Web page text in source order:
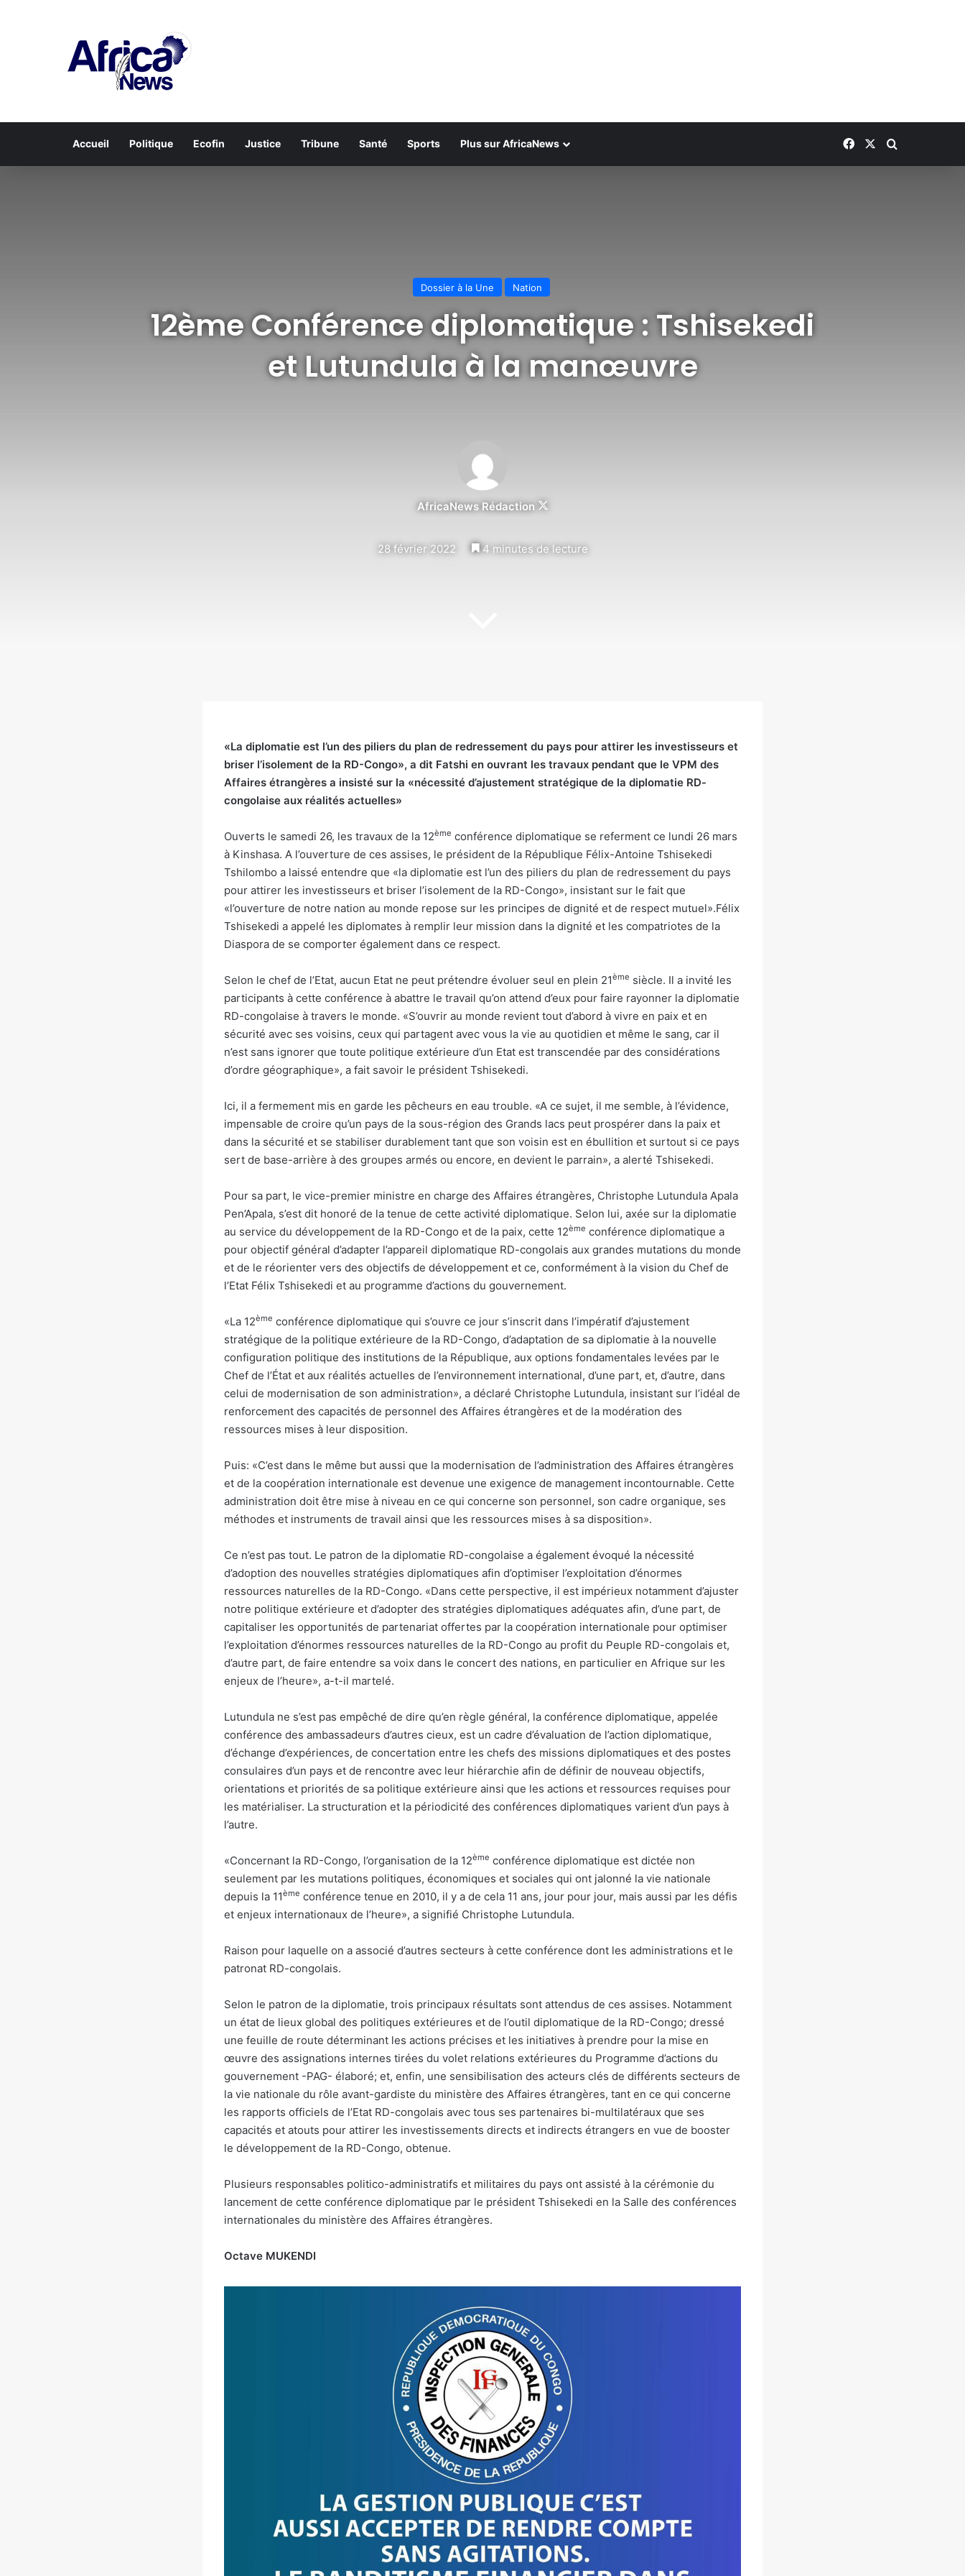
Accueil Politique Ecofin Justice Tribune Santé Sports Plus sur AfricaNews Facebook
Dossier à la Une Nation
12ème Conférence diplomatique : Tshisekedi
et Lutundula à la manœuvre
AfricaNews Rédaction
28 février 2022 4 minutes de lecture
«La diplomatie est l’un des piliers du plan de redressement du pays pour attirer les investisseurs et
briser l’isolement de la RD-Congo», a dit Fatshi en ouvrant les travaux pendant que le VPM des
Affaires étrangères a insisté sur la «nécessité d’ajustement stratégique de la diplomatie RD-
congolaise aux réalités actuelles»
Ouverts le samedi 26, les travaux de la 12ème conférence diplomatique se referment ce lundi 26 mars
à Kinshasa. A l’ouverture de ces assises, le président de la République Félix-Antoine Tshisekedi
Tshilombo a laissé entendre que «la diplomatie est l’un des piliers du plan de redressement du pays
pour attirer les investisseurs et briser l’isolement de la RD-Congo», insistant sur le fait que
«l’ouverture de notre nation au monde repose sur les principes de dignité et de respect mutuel».Félix
Tshisekedi a appelé les diplomates à remplir leur mission dans la dignité et les compatriotes de la
Diaspora de se comporter également dans ce respect.
Selon le chef de l’Etat, aucun Etat ne peut prétendre évoluer seul en plein 21ème siècle. Il a invité les
participants à cette conférence à abattre le travail qu’on attend d’eux pour faire rayonner la diplomatie
RD-congolaise à travers le monde. «S’ouvrir au monde revient tout d’abord à vivre en paix et en
sécurité avec ses voisins, ceux qui partagent avec vous la vie au quotidien et même le sang, car il
n’est sans ignorer que toute politique extérieure d’un Etat est transcendée par des considérations
d’ordre géographique», a fait savoir le président Tshisekedi.
Ici, il a fermement mis en garde les pêcheurs en eau trouble. «A ce sujet, il me semble, à l’évidence,
impensable de croire qu’un pays de la sous-région des Grands lacs peut prospérer dans la paix et
dans la sécurité et se stabiliser durablement tant que son voisin est en ébullition et surtout si ce pays
sert de base-arrière à des groupes armés ou encore, en devient le parrain», a alerté Tshisekedi.
Pour sa part, le vice-premier ministre en charge des Affaires étrangères, Christophe Lutundula Apala
Pen’Apala, s’est dit honoré de la tenue de cette activité diplomatique. Selon lui, axée sur la diplomatie
au service du développement de la RD-Congo et de la paix, cette 12ème conférence diplomatique a
pour objectif général d’adapter l’appareil diplomatique RD-congolais aux grandes mutations du monde
et de le réorienter vers des objectifs de développement et ce, conformément à la vision du Chef de
l’Etat Félix Tshisekedi et au programme d’actions du gouvernement.
«La 12ème conférence diplomatique qui s’ouvre ce jour s’inscrit dans l’impératif d’ajustement
stratégique de la politique extérieure de la RD-Congo, d’adaptation de sa diplomatie à la nouvelle
configuration politique des institutions de la République, aux options fondamentales levées par le
Chef de l’État et aux réalités actuelles de l’environnement international, d’une part, et, d’autre, dans
celui de modernisation de son administration», a déclaré Christophe Lutundula, insistant sur l’idéal de
renforcement des capacités de personnel des Affaires étrangères et de la modération des
ressources mises à leur disposition.
Puis: «C’est dans le même but aussi que la modernisation de l’administration des Affaires étrangères
et de la coopération internationale est devenue une exigence de management incontournable. Cette
administration doit être mise à niveau en ce qui concerne son personnel, son cadre organique, ses
méthodes et instruments de travail ainsi que les ressources mises à sa disposition».
Ce n’est pas tout. Le patron de la diplomatie RD-congolaise a également évoqué la nécessité
d’adoption des nouvelles stratégies diplomatiques afin d’optimiser l’exploitation d’énormes
ressources naturelles de la RD-Congo. «Dans cette perspective, il est impérieux notamment d’ajuster
notre politique extérieure et d’adopter des stratégies diplomatiques adéquates afin, d’une part, de
capitaliser les opportunités de partenariat offertes par la coopération internationale pour optimiser
l’exploitation d’énormes ressources naturelles de la RD-Congo au profit du Peuple RD-congolais et,
d’autre part, de faire entendre sa voix dans le concert des nations, en particulier en Afrique sur les
enjeux de l’heure», a-t-il martelé.
Lutundula ne s’est pas empêché de dire qu’en règle général, la conférence diplomatique, appelée
conférence des ambassadeurs d’autres cieux, est un cadre d’évaluation de l’action diplomatique,
d’échange d’expériences, de concertation entre les chefs des missions diplomatiques et des postes
consulaires d’un pays et de rencontre avec leur hiérarchie afin de définir de nouveau objectifs,
orientations et priorités de sa politique extérieure ainsi que les actions et ressources requises pour
les matérialiser. La structuration et la périodicité des conférences diplomatiques varient d’un pays à
l’autre.
«Concernant la RD-Congo, l’organisation de la 12ème conférence diplomatique est dictée non
seulement par les mutations politiques, économiques et sociales qui ont jalonné la vie nationale
depuis la 11ème conférence tenue en 2010, il y a de cela 11 ans, jour pour jour, mais aussi par les défis
et enjeux internationaux de l’heure», a signifié Christophe Lutundula.
Raison pour laquelle on a associé d’autres secteurs à cette conférence dont les administrations et le
patronat RD-congolais.
Selon le patron de la diplomatie, trois principaux résultats sont attendus de ces assises. Notamment
un état de lieux global des politiques extérieures et de l’outil diplomatique de la RD-Congo; dressé
une feuille de route déterminant les actions précises et les initiatives à prendre pour la mise en
œuvre des assignations internes tirées du volet relations extérieures du Programme d’actions du
gouvernement -PAG- élaboré; et, enfin, une sensibilisation des acteurs clés de différents secteurs de
la vie nationale du rôle avant-gardiste du ministère des Affaires étrangères, tant en ce qui concerne
les rapports officiels de l’Etat RD-congolais avec tous ses partenaires bi-multilatéraux que ses
capacités et atouts pour attirer les investissements directs et indirects étrangers en vue de booster
le développement de la RD-Congo, obtenue.
Plusieurs responsables politico-administratifs et militaires du pays ont assisté à la cérémonie du
lancement de cette conférence diplomatique par le président Tshisekedi en la Salle des conférences
internationales du ministère des Affaires étrangères.
Octave MUKENDI